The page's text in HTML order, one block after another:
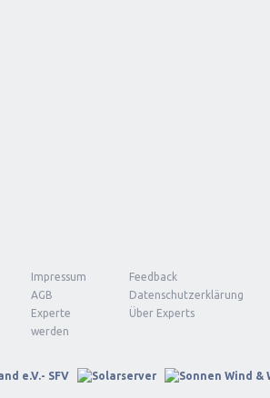
Impressum
Feedback
AGB
Datenschutzerklärung
Experte
werden
Über Experts